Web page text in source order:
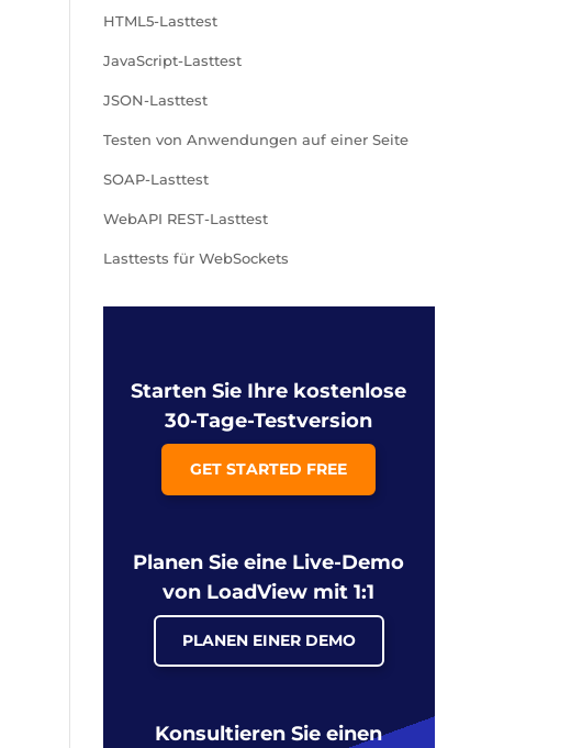
HTML5-Lasttest
JavaScript-Lasttest
JSON-Lasttest
Testen von Anwendungen auf einer Seite
SOAP-Lasttest
WebAPI REST-Lasttest
Lasttests für WebSockets
Starten Sie Ihre kostenlose
30-Tage-Testversion
GET STARTED FREE
Planen Sie eine Live-Demo
von LoadView mit 1:1
PLANEN EINER DEMO
Konsultieren Sie einen